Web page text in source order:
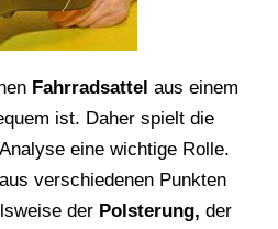
Fahrradsattel aus einem
ist. Daher spielt die
eine wichtige Rolle.
verschiedenen Punkten
der Polsterung, der